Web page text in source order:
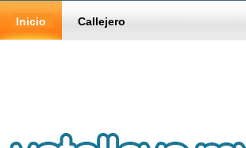
Inicio Callejero